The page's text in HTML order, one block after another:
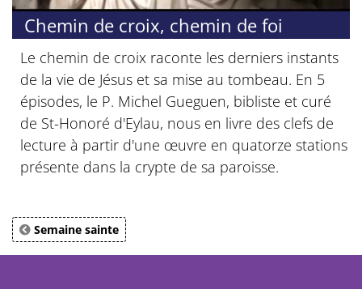
Chemin de croix, chemin de foi
Le chemin de croix raconte les derniers instants
de la vie de Jésus et sa mise au tombeau. En 5
épisodes, le P. Michel Gueguen, bibliste et curé
de St-Honoré d'Eylau, nous en livre des clefs de
lecture à partir d'une œuvre en quatorze stations
présente dans la crypte de sa paroisse.
Semaine sainte